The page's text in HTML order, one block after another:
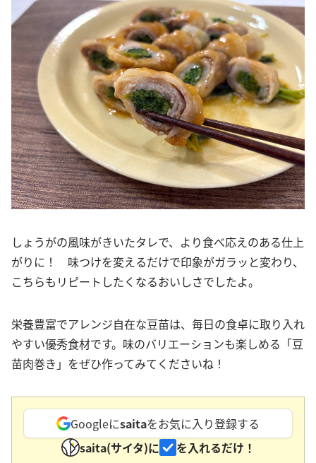
しょうがの風味がきいたタレで、より食べ応えのある仕上
がりに！ 味つけを変えるだけで印象がガラッと変わり、
こちらもリピートしたくなるおいしさでしたよ。
栄養豊富でアレンジ自在な豆苗は、毎日の食卓に取り入れ
やすい優秀食材です。味のバリエーションも楽しめる「豆
苗肉巻き」をぜひ作ってみてくださいね！
Googleにsaitaをお気に入り登録する
saita(サイタ)に
を入れるだけ！